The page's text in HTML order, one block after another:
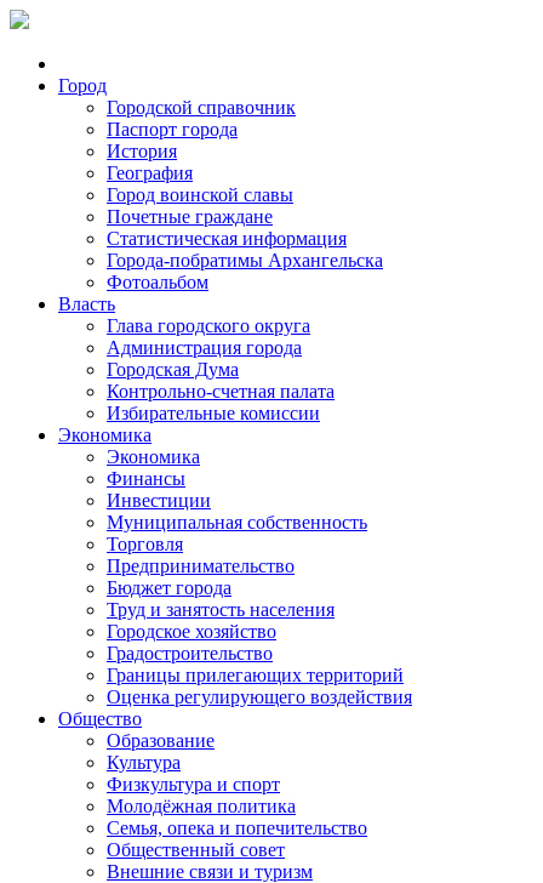
Город
Городской справочник
Паспорт города
История
География
Город воинской славы
Почетные граждане
Статистическая информация
Города-побратимы Архангельска
Фотоальбом
Власть
Глава городского округа
Администрация города
Городская Дума
Контрольно-счетная палата
Избирательные комиссии
Экономика
Экономика
Финансы
Инвестиции
Муниципальная собственность
Торговля
Предпринимательство
Бюджет города
Труд и занятость населения
Городское хозяйство
Градостроительство
Границы прилегающих территорий
Оценка регулирующего воздействия
Общество
Образование
Культура
Физкультура и спорт
Молодёжная политика
Семья, опека и попечительство
Общественный совет
Внешние связи и туризм